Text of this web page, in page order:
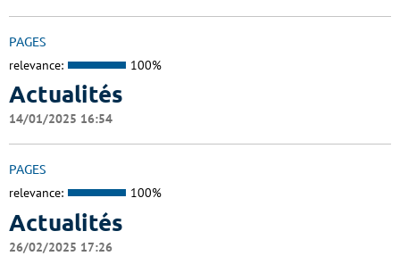
PAGES
relevance: 100%
Actualités
14/01/2025 16:54
PAGES
relevance: 100%
Actualités
26/02/2025 17:26